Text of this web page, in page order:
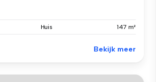
Huis 147 m²
Bekijk meer